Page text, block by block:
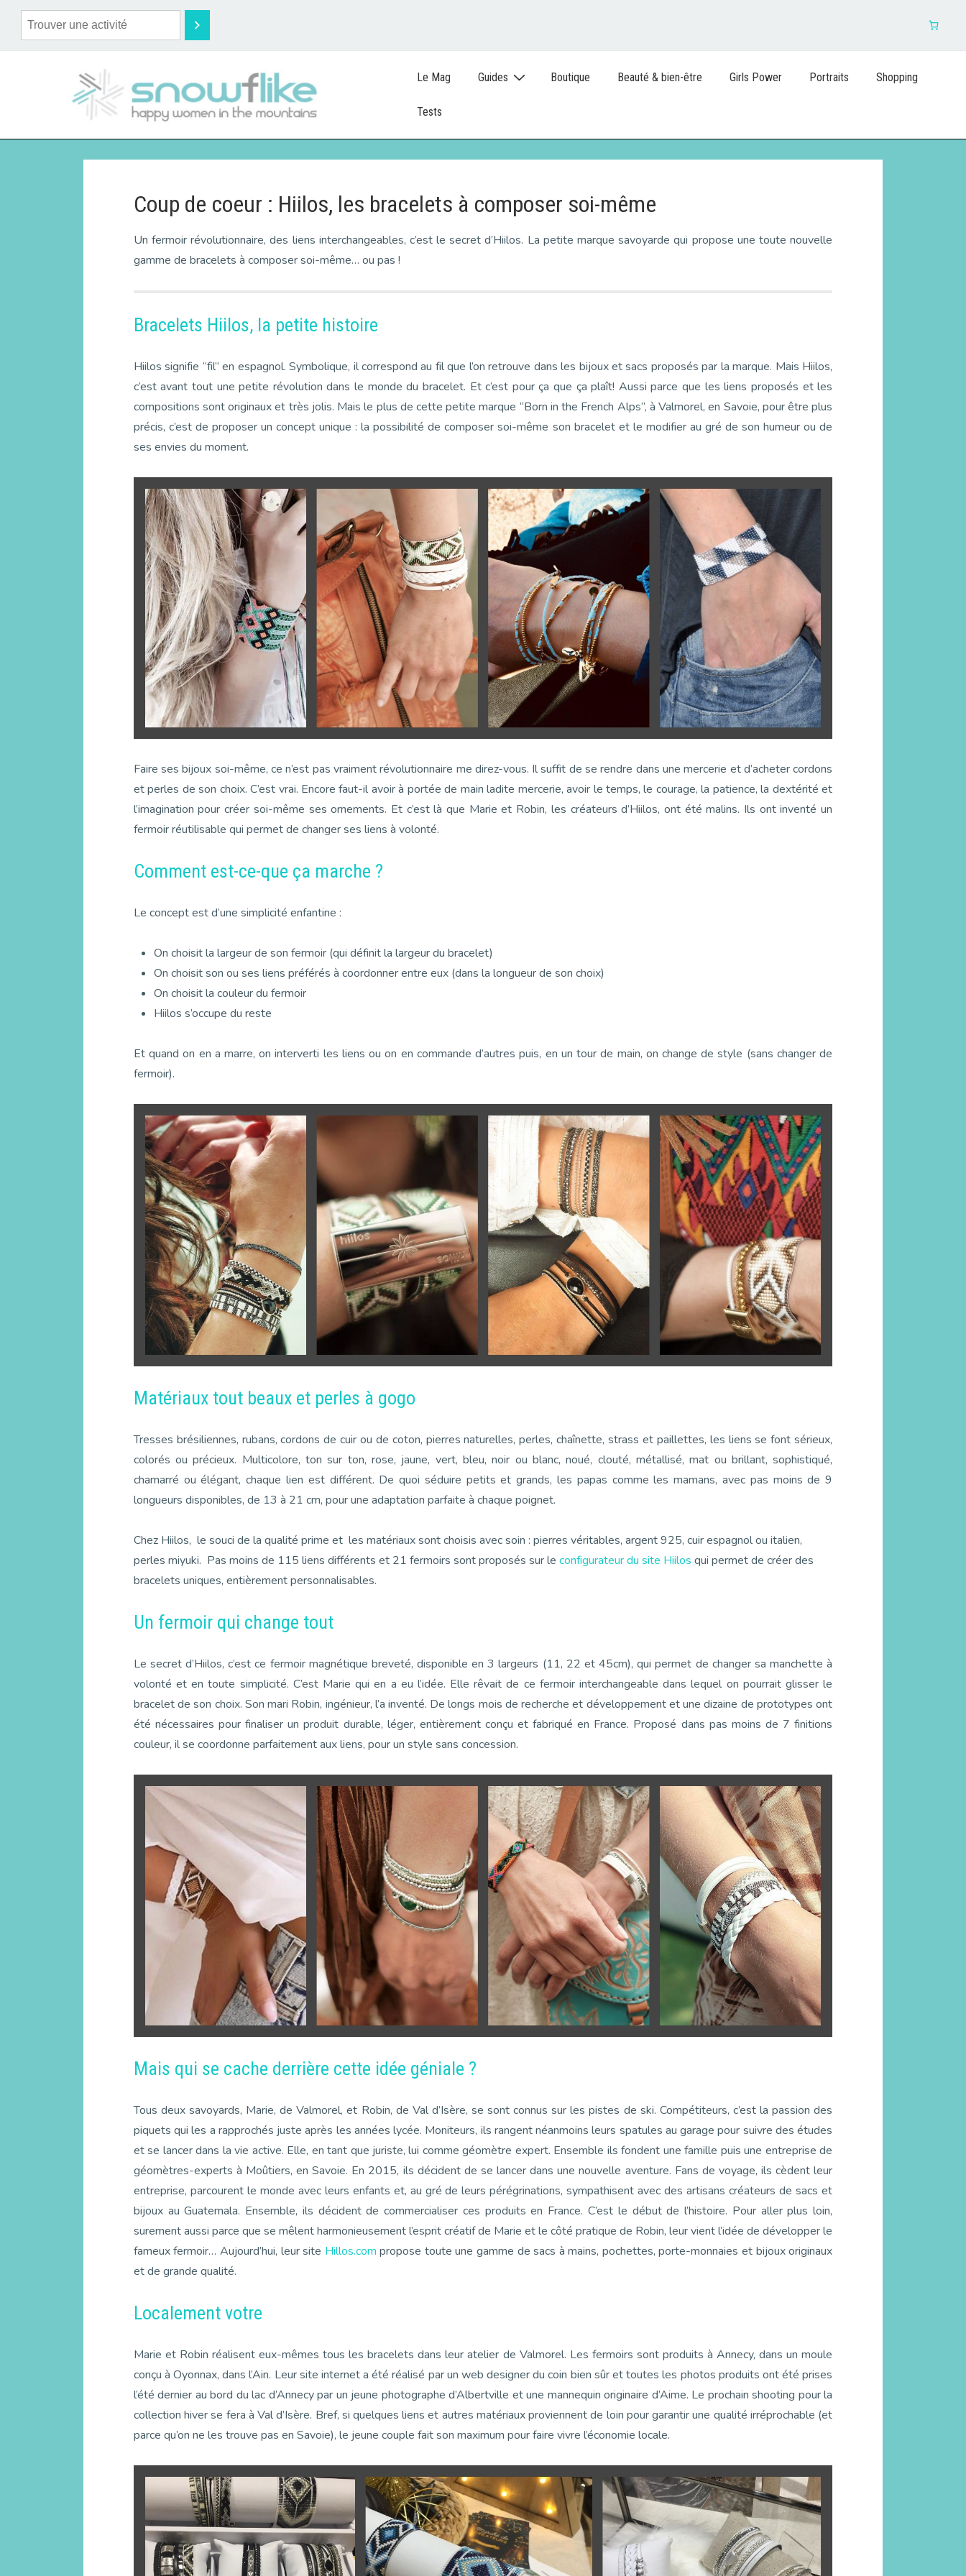
Le Mag Guides Boutique Beauté & bien-être Girls Power Portraits Shopping
Tests
Coup de coeur : Hiilos, les bracelets à composer soi-même
Un fermoir révolutionnaire, des liens interchangeables, c’est le secret d’Hiilos. La petite marque savoyarde qui propose une toute nouvelle
gamme de bracelets à composer soi-même… ou pas !
Bracelets Hiilos, la petite histoire
Hiilos signifie “fil” en espagnol. Symbolique, il correspond au fil que l’on retrouve dans les bijoux et sacs proposés par la marque. Mais Hiilos,
c’est avant tout une petite révolution dans le monde du bracelet. Et c’est pour ça que ça plaît! Aussi parce que les liens proposés et les
compositions sont originaux et très jolis. Mais le plus de cette petite marque “Born in the French Alps”, à Valmorel, en Savoie, pour être plus
précis, c’est de proposer un concept unique : la possibilité de composer soi-même son bracelet et le modifier au gré de son humeur ou de
ses envies du moment.
Faire ses bijoux soi-même, ce n’est pas vraiment révolutionnaire me direz-vous. Il suffit de se rendre dans une mercerie et d’acheter cordons
et perles de son choix. C’est vrai. Encore faut-il avoir à portée de main ladite mercerie, avoir le temps, le courage, la patience, la dextérité et
l’imagination pour créer soi-même ses ornements. Et c’est là que Marie et Robin, les créateurs d’Hiilos, ont été malins. Ils ont inventé un
fermoir réutilisable qui permet de changer ses liens à volonté.
Comment est-ce-que ça marche ?
Le concept est d’une simplicité enfantine :
On choisit la largeur de son fermoir (qui définit la largeur du bracelet)
On choisit son ou ses liens préférés à coordonner entre eux (dans la longueur de son choix)
On choisit la couleur du fermoir
Hiilos s’occupe du reste
Et quand on en a marre, on interverti les liens ou on en commande d’autres puis, en un tour de main, on change de style (sans changer de
fermoir).
Matériaux tout beaux et perles à gogo
Tresses brésiliennes, rubans, cordons de cuir ou de coton, pierres naturelles, perles, chaînette, strass et paillettes, les liens se font sérieux,
colorés ou précieux. Multicolore, ton sur ton, rose, jaune, vert, bleu, noir ou blanc, noué, clouté, métallisé, mat ou brillant, sophistiqué,
chamarré ou élégant, chaque lien est différent. De quoi séduire petits et grands, les papas comme les mamans, avec pas moins de 9
longueurs disponibles, de 13 à 21 cm, pour une adaptation parfaite à chaque poignet.
Chez Hiilos, le souci de la qualité prime et les matériaux sont choisis avec soin : pierres véritables, argent 925, cuir espagnol ou italien,
perles miyuki. Pas moins de 115 liens différents et 21 fermoirs sont proposés sur le configurateur du site Hiilos qui permet de créer des
bracelets uniques, entièrement personnalisables.
Un fermoir qui change tout
Le secret d’Hiilos, c’est ce fermoir magnétique breveté, disponible en 3 largeurs (11, 22 et 45cm), qui permet de changer sa manchette à
volonté et en toute simplicité. C’est Marie qui en a eu l’idée. Elle rêvait de ce fermoir interchangeable dans lequel on pourrait glisser le
bracelet de son choix. Son mari Robin, ingénieur, l’a inventé. De longs mois de recherche et développement et une dizaine de prototypes ont
été nécessaires pour finaliser un produit durable, léger, entièrement conçu et fabriqué en France. Proposé dans pas moins de 7 finitions
couleur, il se coordonne parfaitement aux liens, pour un style sans concession.
Mais qui se cache derrière cette idée géniale ?
Tous deux savoyards, Marie, de Valmorel, et Robin, de Val d’Isère, se sont connus sur les pistes de ski. Compétiteurs, c’est la passion des
piquets qui les a rapprochés juste après les années lycée. Moniteurs, ils rangent néanmoins leurs spatules au garage pour suivre des études
et se lancer dans la vie active. Elle, en tant que juriste, lui comme géomètre expert. Ensemble ils fondent une famille puis une entreprise de
géomètres-experts à Moûtiers, en Savoie. En 2015, ils décident de se lancer dans une nouvelle aventure. Fans de voyage, ils cèdent leur
entreprise, parcourent le monde avec leurs enfants et, au gré de leurs pérégrinations, sympathisent avec des artisans créateurs de sacs et
bijoux au Guatemala. Ensemble, ils décident de commercialiser ces produits en France. C’est le début de l’histoire. Pour aller plus loin,
surement aussi parce que se mêlent harmonieusement l’esprit créatif de Marie et le côté pratique de Robin, leur vient l’idée de développer le
fameux fermoir… Aujourd’hui, leur site Hillos.com propose toute une gamme de sacs à mains, pochettes, porte-monnaies et bijoux originaux
et de grande qualité.
Localement votre
Marie et Robin réalisent eux-mêmes tous les bracelets dans leur atelier de Valmorel. Les fermoirs sont produits à Annecy, dans un moule
conçu à Oyonnax, dans l’Ain. Leur site internet a été réalisé par un web designer du coin bien sûr et toutes les photos produits ont été prises
l’été dernier au bord du lac d’Annecy par un jeune photographe d’Albertville et une mannequin originaire d’Aime. Le prochain shooting pour la
collection hiver se fera à Val d’Isère. Bref, si quelques liens et autres matériaux proviennent de loin pour garantir une qualité irréprochable (et
parce qu’on ne les trouve pas en Savoie), le jeune couple fait son maximum pour faire vivre l’économie locale.